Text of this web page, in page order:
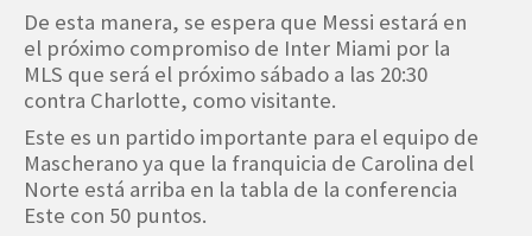
De esta manera, se espera que Messi estará en
el próximo compromiso de Inter Miami por la
MLS que será el próximo sábado a las 20:30
contra Charlotte, como visitante.
Este es un partido importante para el equipo de
Mascherano ya que la franquicia de Carolina del
Norte está arriba en la tabla de la conferencia
Este con 50 puntos.